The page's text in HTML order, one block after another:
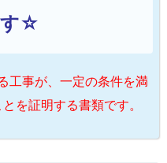
す☆
工事が、一定の条件を満
を証明する書類です。